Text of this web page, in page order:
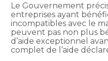
Le Gouvernement
entreprises ayant
incompatibles avec le
peuvent pas non plus
d’aide exceptionnel
complet de l’aide